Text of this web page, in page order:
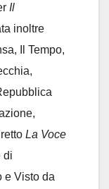
Il
inoltre
Il Tempo,
La Voce
di
e Visto da